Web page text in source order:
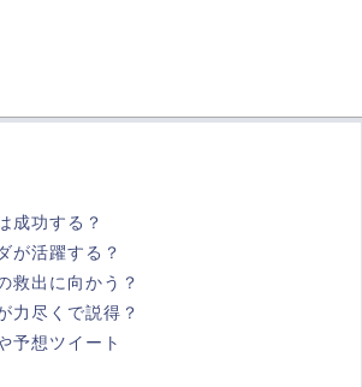
成功する？
が活躍する？
救出に向かう？
力尽くで説得？
予想ツイート